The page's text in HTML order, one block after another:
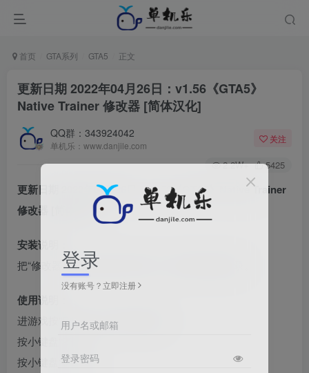
首页 GTA系列 GTA5 正文
更新日期 2022年04月26日：v1.56《GTA5》
Native Trainer 修改器 [简体汉化]
QQ群：343924042
单机乐：www.danjile.com
关注
2.2W+ 5425
更新日期 2022年04月26日：v1.56《GTA5》Native Trainer
修改器 [简体汉化]
安装说明：
把“修改器”文件夹内的 所有文件，解压到游戏目录。
使用说明：
进游戏按“F4”键 打开 修改器菜单
按小键盘“2”键 上
按小键盘“8”键 下
登录
没有账号？立即注册
用户名或邮箱
登录密码